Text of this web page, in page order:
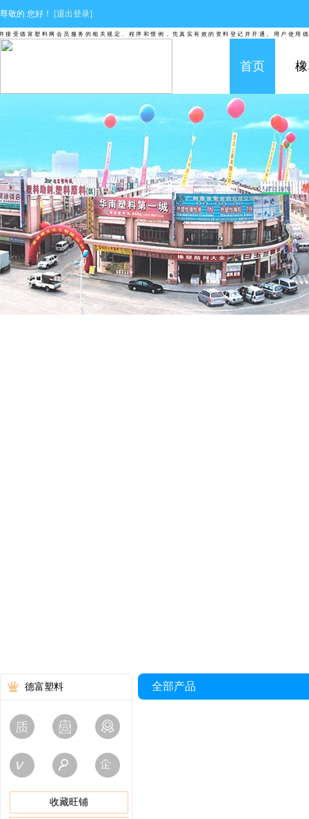
尊敬的 您好！ [退出登录]
塑料网会员服务的相关规定、程序和惯例，凭真实有效的资料登记并开通。用户使用德富
首页
德富塑料
收藏旺铺
全部产品